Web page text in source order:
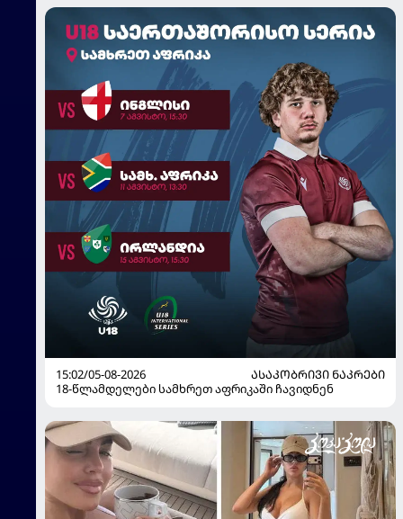
15:02/05-08-2026
ᲐᲡᲐᲙᲝᲑᲠᲘᲕᲘ ᲜᲐᲙᲠᲔᲑᲘ
18-წლამდელები სამხრეთ აფრიკაში ჩავიდნენ